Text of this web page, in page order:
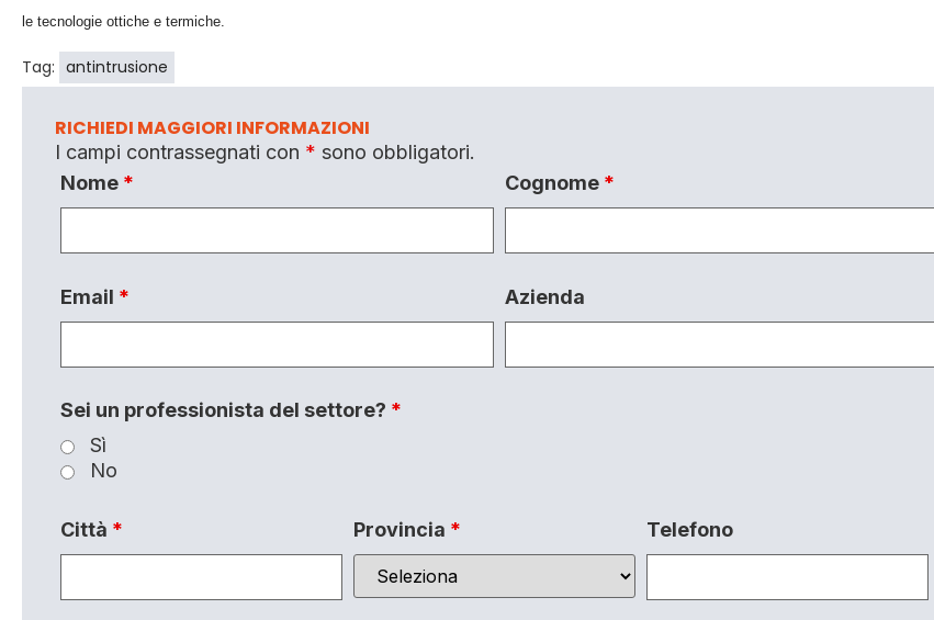
le tecnologie ottiche e termiche.
Tag: antintrusione
RICHIEDI MAGGIORI INFORMAZIONI
I campi contrassegnati con * sono obbligatori.
Nome * Cognome *
Email * Azienda
Sei un professionista del settore? *
Sì
No
Città * Provincia * Telefono